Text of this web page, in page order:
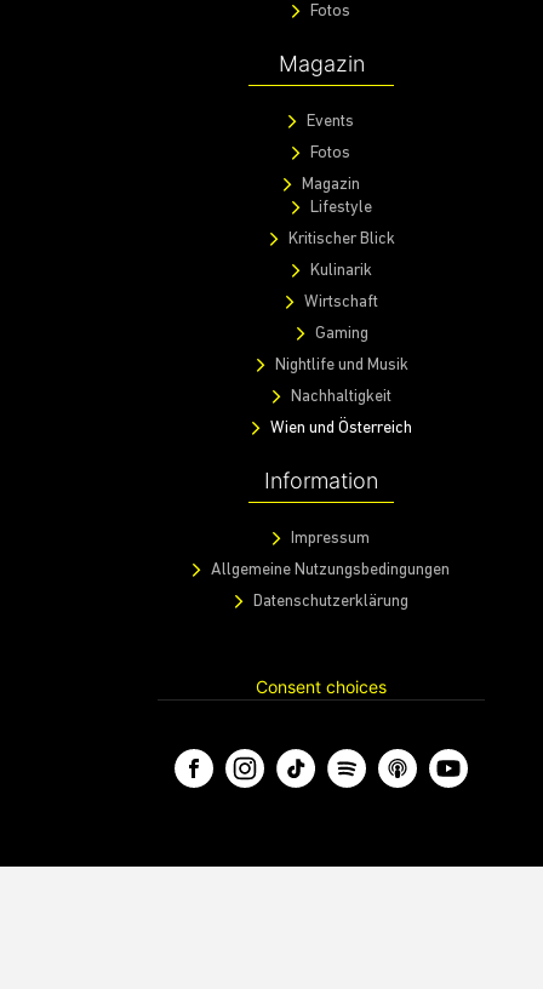
Fotos
Magazin
Events
Fotos
Magazin
Lifestyle
Kritischer Blick
Kulinarik
Wirtschaft
Gaming
Nightlife und Musik
Nachhaltigkeit
Wien und Österreich
Information
Impressum
Allgemeine Nutzungsbedingungen
Datenschutzerklärung
Consent choices